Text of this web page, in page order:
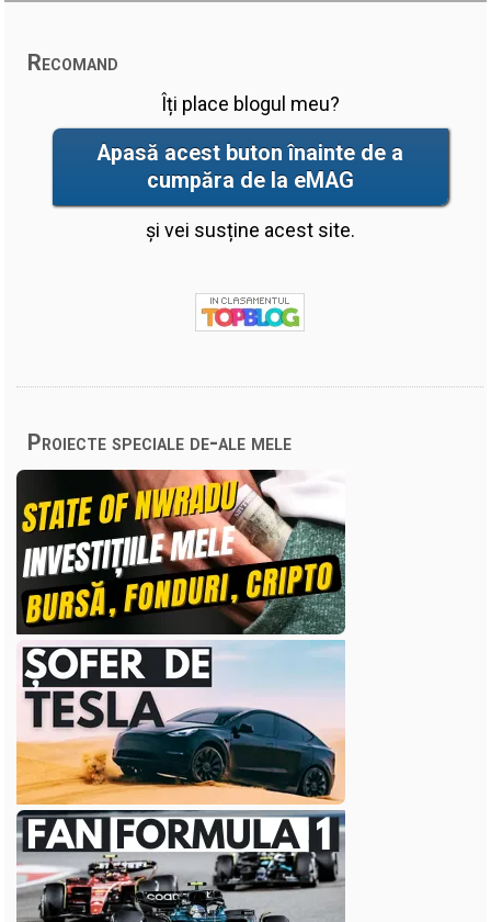
Recomand
Îți place blogul meu?
Apasă acest buton înainte de a
cumpăra de la eMAG
și vei susține acest site.
Proiecte speciale de-ale mele